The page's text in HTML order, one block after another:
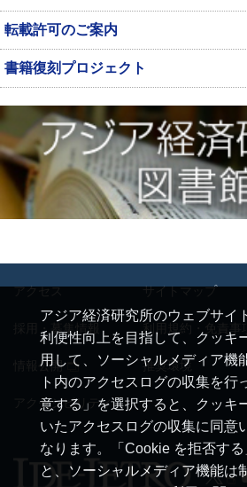
転載許可のご案内
書籍復刻プロジェクト
アジア経済研究所のウェブサイ
利便性向上を目指して、クッキ
用して、ソーシャルメディア機
ト内のアクセスログの収集を行
意する」を選択すると、クッキ
いたアクセスログの収集に同意
なります。「Cookie を拒否す
と、ソーシャルメディア機能は
アクセス サイトマップ
採用・募集情報 利用規約・免責事項
情報公開 推奨環境
アクセシビリティ